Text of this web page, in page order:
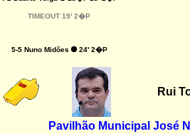
TIMEOUT 19' 2�P
5-5 Nuno Midões 24' 2�P
Rui
Pavilhão Municipal José